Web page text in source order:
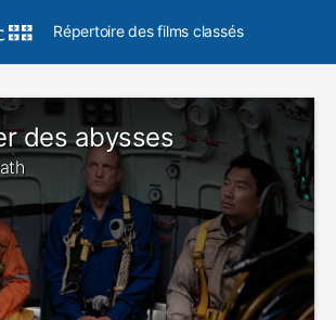
Répertoire des films classés
des abysses